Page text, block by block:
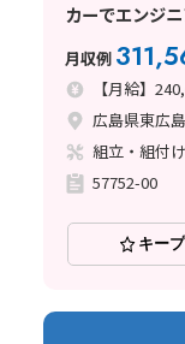
カーでエンジ
月収例
【月給】
広島県東広
57752-00
キー